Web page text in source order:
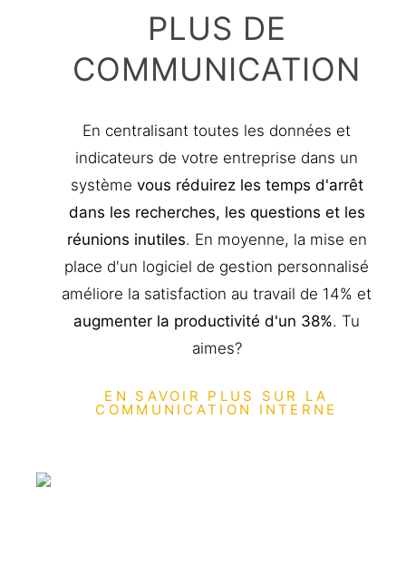
PLUS DE
COMMUNICATION
En centralisant toutes les données et
indicateurs de votre entreprise dans un
système vous réduirez les temps d'arrêt
dans les recherches, les questions et les
réunions inutiles. En moyenne, la mise en
place d'un logiciel de gestion personnalisé
améliore la satisfaction au travail de 14% et
augmenter la productivité d'un 38%. Tu
aimes?
EN SAVOIR PLUS SUR LA
COMMUNICATION INTERNE